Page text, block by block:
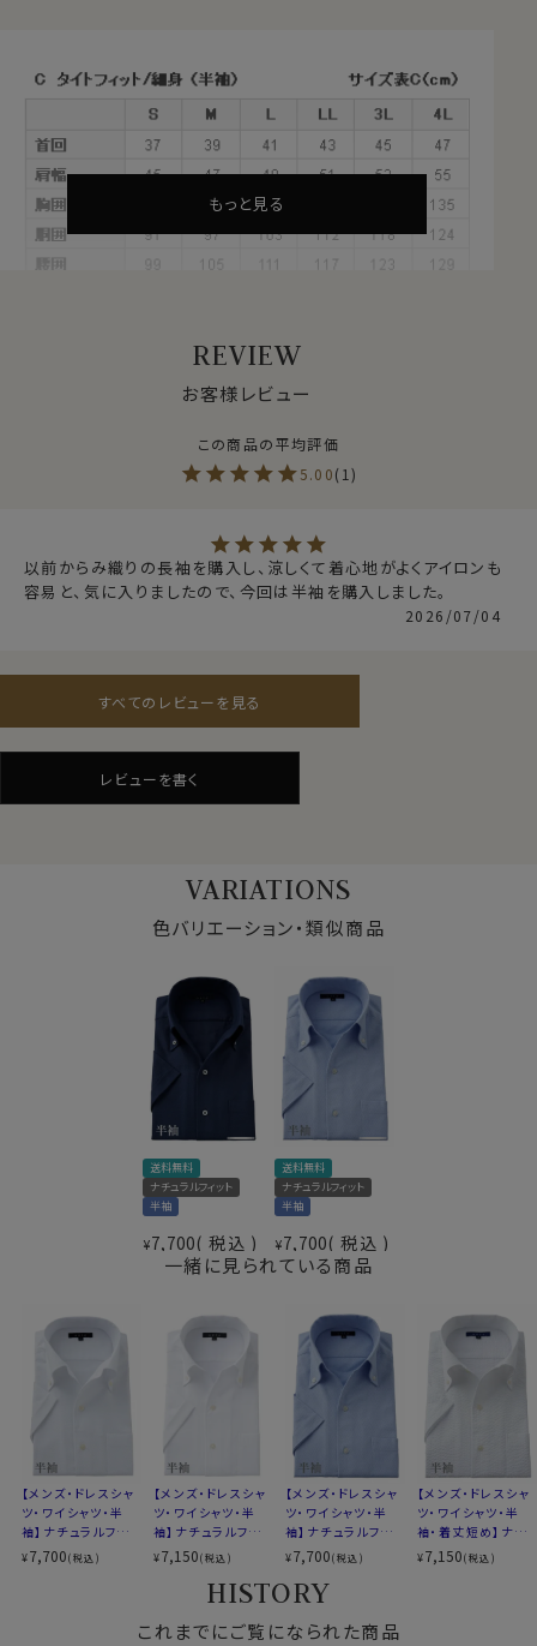
イドとは？
・吸水速乾性に優れている。
・洗濯後の乾きが早い。
といった特徴を併せ持つ高機能素材、それがクールマッ
クス®です。
もともとスポーツウェアに使われることの多い素材だけ
に、その吸汗速乾性や体温調整機能・ドライ機能はお墨
吸わない・汗でぬれた生地がなかなか乾かないといった
ことが挙げられます。
そんな時でもクールマックスは大活躍！
クールマックスは夏場だけでなく、オールシーズン使える
加えてこのシャツに使用したのはペットボトルなどのリサ
イクル資源から作られたクールマックス®エコメイド
（COOLMAX®EcoMade）。
ポリエステル部分においては100％リサイクル資源を再
生して作られた環境にやさしい素材。
サスティナビリティを追求した、機能・着心地・見栄えは
クールマックスはお手入れがしやすい事も欠かせない重
通気性と吸水速乾性に優れた素材なので、洗濯後スピー
多様な生活スタイルを送る忙しい現代人にとって、ドライ
な着心地はもちろん、その後のお手入れの面でもストレ
●クールマックスのからみ織り素材
からみ織りとは特殊な機械と、熟練の技術者なしには量
産することができない、世界的に見て希少性の高いシャ
ツ生地＝それがからみ織りです。
見た目はシャツ生地でありながら、ニット生地の鹿の子
に近い涼しげな見栄え。
実際メッシュ状に織り込まれた目の粗いからみ織りは、
ニット生地よりいい意味でシャツ生地らしい張りがあって
シャリ感が強く、汗をかいた際にべたっと肌に張り付きに
くい肌離れのいい素材。
よって清涼感と風通しのいい通気性の良さを併せ持った、
春夏秋と3シーズンで着用するのに最適なシャツ生地で
す。
この生地特性の加えて、クールマックスの吸湿速乾性能
適なシャツに仕上がっています。
ポリエステル27％
＝COOLMAX®ファブリック）
形態安定
からみ織り
イタリアンカラー（ワンピースカラー）
スキッパータイプ
ボタンダウン
裏前立て
バックダーツ入り
ポケットあり
織柄無地
半袖（袖口-折り返し仕上げ）
サイズC
S-37・M-39・L-41cm
LL-43・3L-45・4L-47cm
スタイル
生産国
▼スポット商品につき再入荷はございませんのでご了承
ください
▼ナチュラルフィットとは？
適度に絞ったウエストラインは細すぎず、それでいてダボ
もっと見る
REVIEW
お客様レビュー
5.00 1
2026/07/04
以前からみ織りの長袖を購入し、涼しくて着心地がよくアイロンも
容易と、気に入りましたので、今回は半袖を購入しました。
すべてのレビューを見る
レビューを書く
VARIATIONS
色バリエーション・類似商品
送料無料
ナチュラルフィット
半袖
¥7,700 税込
送料無料
ナチュラルフィット
半袖
¥7,700 税込
一緒に見られている商品
【メンズ・ドレスシャ
ツ・ワイシャツ・半
袖】ナチュラルフィッ
ト・クールマックス・
ドライ・形態安定・か
¥7,700(税込)
【メンズ・ドレスシャ
ツ・ワイシャツ・半
袖】ナチュラルフィッ
ト・クールマックス・
ドライ・形態安定・オ
ックスフォード・イタ
リアンカラー・ボタ
ンダウン・スキッパ
¥7,150(税込)
【メンズ・ドレスシャ
ツ・ワイシャツ・半
袖】ナチュラルフィッ
ト・クールマックス・
ドライ・形態安定・か
らみ織り・イタリアン
カラー・ボタンダウ
ン・スキッパー・第一
¥7,700(税込)
【メンズ・ドレスシャ
ツ・ワイシャツ・半
袖・着丈短め】ナチ
ュラルフィット・クー
ルマックス・ドライ・
¥7,150(税込)
HISTORY
これまでにご覧になられた商品